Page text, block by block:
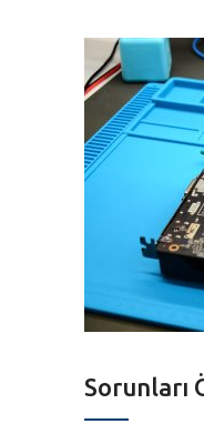
Sorunları